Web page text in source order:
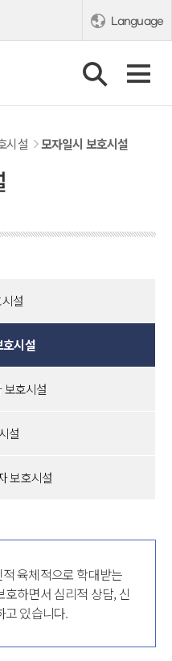
Language
시설 모자일시 보호시설
설
호시설
보호시설
설
보호시설
육체적으로 학대받는
하면서 심리적 상담, 신
고 있습니다.